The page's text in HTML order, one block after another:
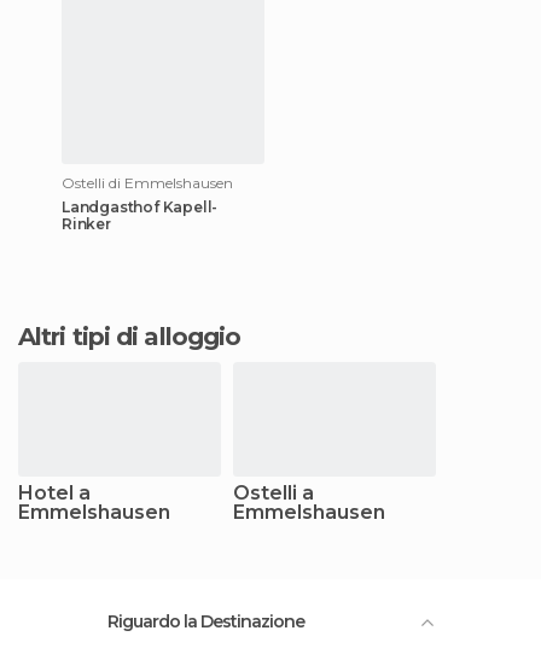
Ostelli di Emmelshausen
Landgasthof Kapell-
Rinker
Altri tipi di alloggio
Hotel a
Emmelshausen
Ostelli a
Emmelshausen
Riguardo la Destinazione